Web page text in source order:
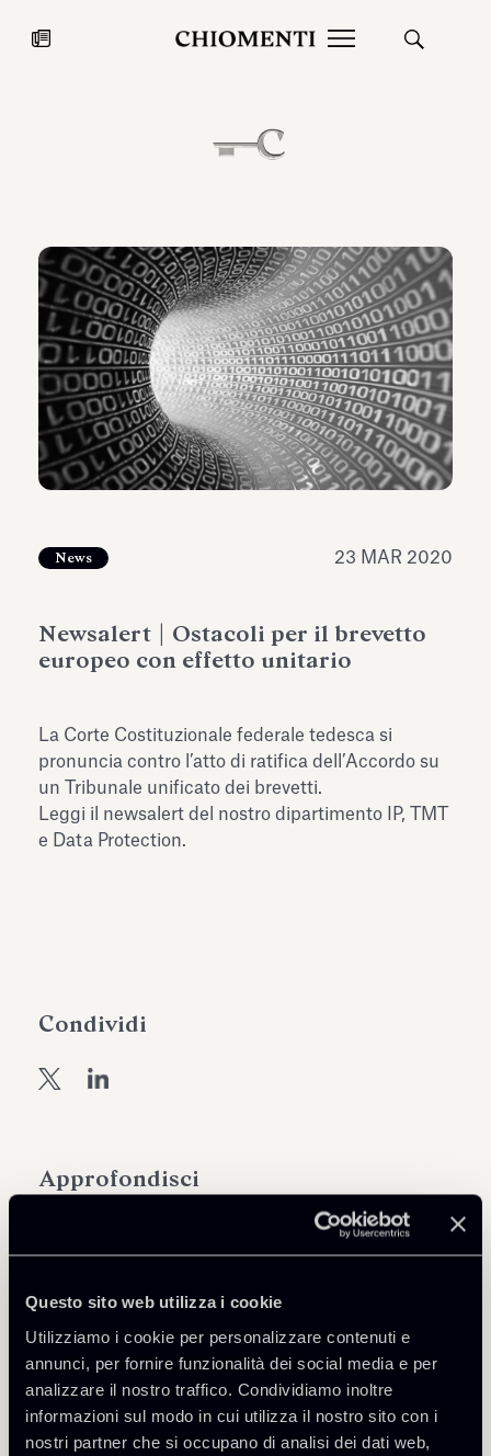
Questo sito web utilizza i cookie
Utilizziamo i cookie per personalizzare contenuti e
annunci, per fornire funzionalità dei social media e per
analizzare il nostro traffico. Condividiamo inoltre
informazioni sul modo in cui utilizza il nostro sito con i
nostri partner che si occupano di analisi dei dati web,
27 LUG 2026
Fondazione Torlonia inaugura la
mostra Marmora Romana
ampliando gli spazi espositivi
Chiomenti
EcoVadis
Approfondisci
Scarica Allegati
Newsalert---Ostacoli-per-il-
brevetto-europeo-con-effetto-
unitarioPDF.pdf
268 Kb
News 23 MAR 2020
Newsalert | Ostacoli per il brevetto
europeo con effetto unitario
La Corte Costituzionale federale tedesca si
pronuncia contro l’atto di ratifica dell’Accordo su
un Tribunale unificato dei brevetti.
Leggi il newsalert del nostro dipartimento IP, TMT
e Data Protection.
Condividi